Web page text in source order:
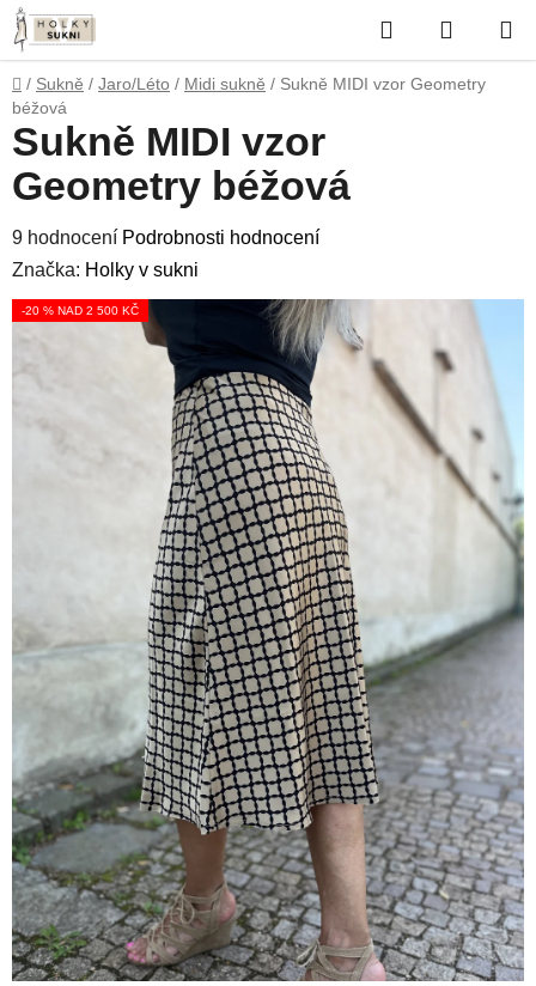
Přejít
na
obsah
Hledat
KOŠÍK
Domů
/ Sukně / Jaro/Léto / Midi sukně / Sukně MIDI vzor Geometry
béžová
Sukně MIDI vzor
Geometry béžová
Průměrné
hodnocení
produktu
4,8
9 hodnocení Podrobnosti hodnocení
Značka: Holky v sukni
-20 % NAD 2 500 KČ